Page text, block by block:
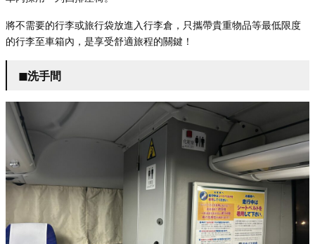
將不需要的行李或旅行袋放進入行李倉，只攜帶貴重物品等最低限度
的行李至車箱內，是享受舒適旅程的關鍵！
◼︎洗手間